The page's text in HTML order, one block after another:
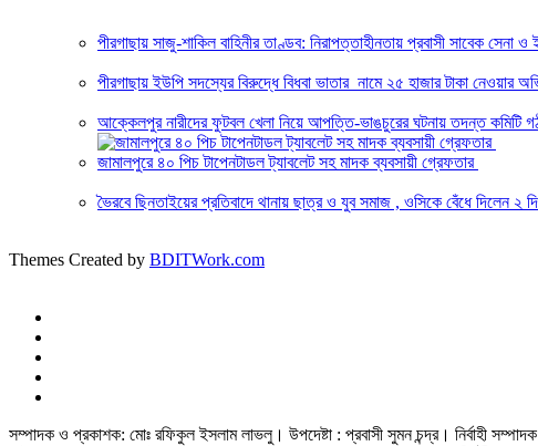
পীরগাছায় সাজু-শাকিল বাহিনীর তাণ্ডব: নিরাপত্তাহীনতায় প্রবাসী সাবেক সেনা
পীরগাছায় ইউপি সদস্যের বিরুদ্ধে বিধবা ভাতার নামে ২৫ হাজার টাকা নেওয়ার
আক্কেলপুর নারীদের ফুটবল খেলা নিয়ে আপত্তি-ভাঙচুরের ঘটনায় তদন্ত কমিটি
জামালপুরে ৪০ পিচ টাপেনটাডল ট্যাবলেট সহ মাদক ব্যবসায়ী গ্রেফতার
ভৈরবে ছিনতাইয়ের প্রতিবাদে থানায় ছাত্র ও যুব সমাজ , ওসিকে বেঁধে দিলেন ২
Themes Created by BDITWork.com
সম্পাদক ও প্রকাশক: মোঃ রফিকুল ইসলাম লাভলু। উপদেষ্টা : প্রবাসী সুমন চন্দ্র। নির্বাহী